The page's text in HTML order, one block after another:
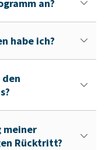
an?
habe ich?
meiner
Rücktritt?